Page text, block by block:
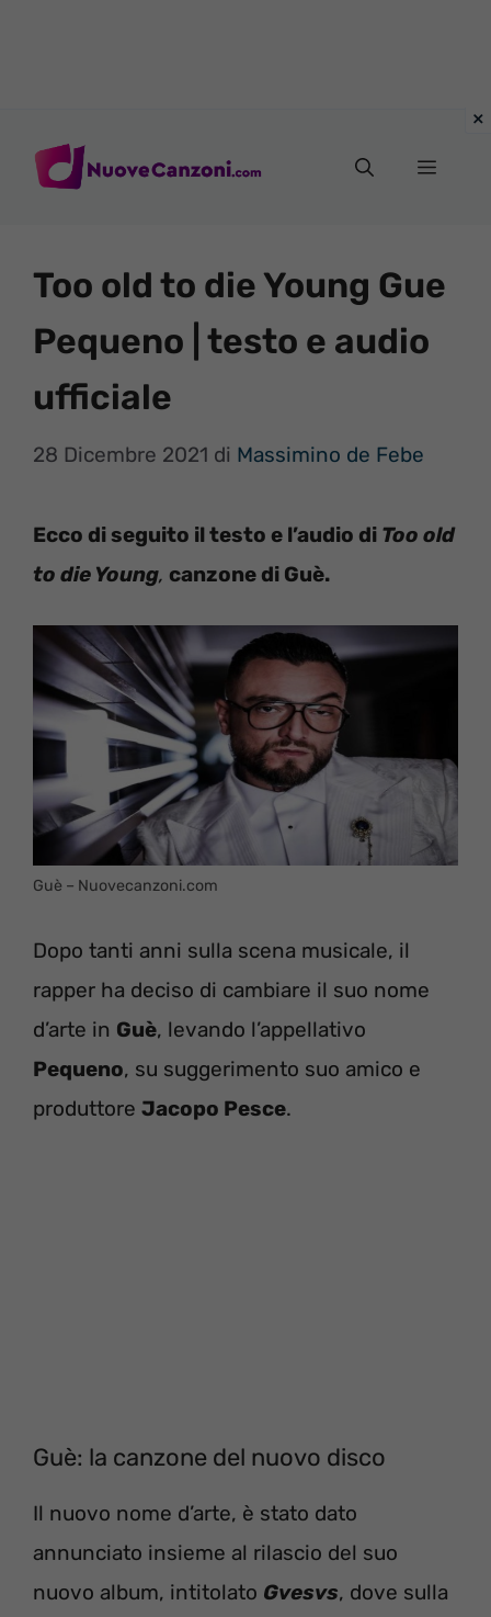
Menu
Too old to die Young Gue
Pequeno | testo e audio
ufficiale
28 Dicembre 2021 di Massimino de Febe
Ecco di seguito il testo e l’audio di Too old
to die Young, canzone di Guè.
Guè – Nuovecanzoni.com
Dopo tanti anni sulla scena musicale, il
rapper ha deciso di cambiare il suo nome
d’arte in Guè, levando l’appellativo
Pequeno, su suggerimento suo amico e
produttore Jacopo Pesce.
Guè: la canzone del nuovo disco
Il nuovo nome d’arte, è stato dato
annunciato insieme al rilascio del suo
nuovo album, intitolato Gvesvs, dove sulla